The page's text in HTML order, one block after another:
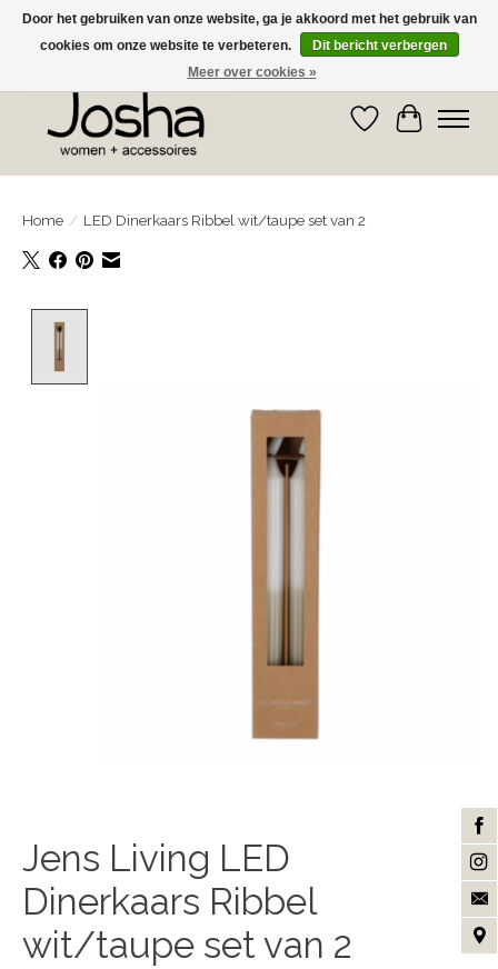
GRATIS OPHALEN IN DE WINKEL EN GRATIS VERZENDING VANAF € 75,00
Verlanglijst
Home / LED Dinerkaars Ribbel wit/taupe set van 2
Jens Living LED
Dinerkaars Ribbel
wit/taupe set van 2
Door het gebruiken van onze website, ga je akkoord met het gebruik van
cookies om onze website te verbeteren.
Dit bericht verbergen
Meer over cookies »